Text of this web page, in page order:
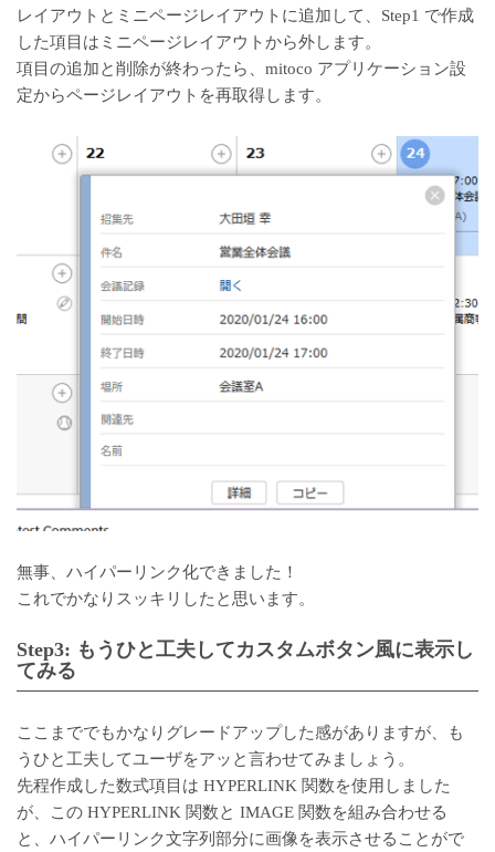
レイアウトとミニページレイアウトに追加して、Step1 で作成
した項目はミニページレイアウトから外します。
項目の追加と削除が終わったら、mitoco アプリケーション設
定からページレイアウトを再取得します。
無事、ハイパーリンク化できました！
これでかなりスッキリしたと思います。
Step3: もうひと工夫してカスタムボタン風に表示し
てみる
ここまででもかなりグレードアップした感がありますが、も
うひと工夫してユーザをアッと言わせてみましょう。
先程作成した数式項目は HYPERLINK 関数を使用しました
が、この HYPERLINK 関数と IMAGE 関数を組み合わせる
と、ハイパーリンク文字列部分に画像を表示させることがで